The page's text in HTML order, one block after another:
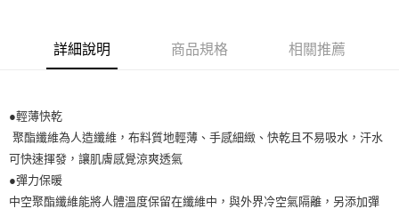
ATM付款
運送方式
宅配
每筆NT$80，滿NT$990(含以上)免運費
付款後門市自取
詳細說明 商品規格 相關推薦
●輕薄快乾
聚酯纖維為人造纖維，布料質地輕薄、手感細緻、快乾且不易吸水，汗水
可快速揮發，讓肌膚感覺涼爽透氣
●彈力保暖
中空聚酯纖維能將人體溫度保留在纖維中，與外界冷空氣隔離，另添加彈